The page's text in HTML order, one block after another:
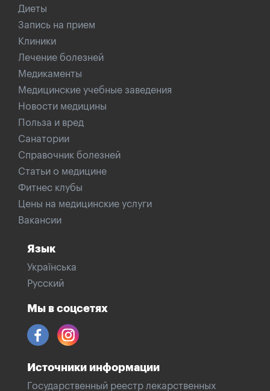
Диеты
Запись на прием
Клиники
Лечение болезней
Медикаменты
Медицинские учебные заведения
Новости медицины
Польза и вред
Санатории
Справочник болезней
Статьи о медицине
Фитнес клубы
Цены на медицинские услуги
Вакансии
Язык
Українська
Русский
Мы в соцсетях
Источники информации
Государственный реестр лекарственных